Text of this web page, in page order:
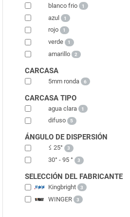
blanco frio 1
azul 1
rojo 1
verde 1
amarillo 2
CARCASA
5mm ronda 6
CARCASA TIPO
agua clara 1
difuso 5
ÁNGULO DE DISPERSIÓN
≤ 25° 3
30° - 95 ° 3
SELECCIÓN DEL FABRICANTE
Kingbright 3
WINGER 3